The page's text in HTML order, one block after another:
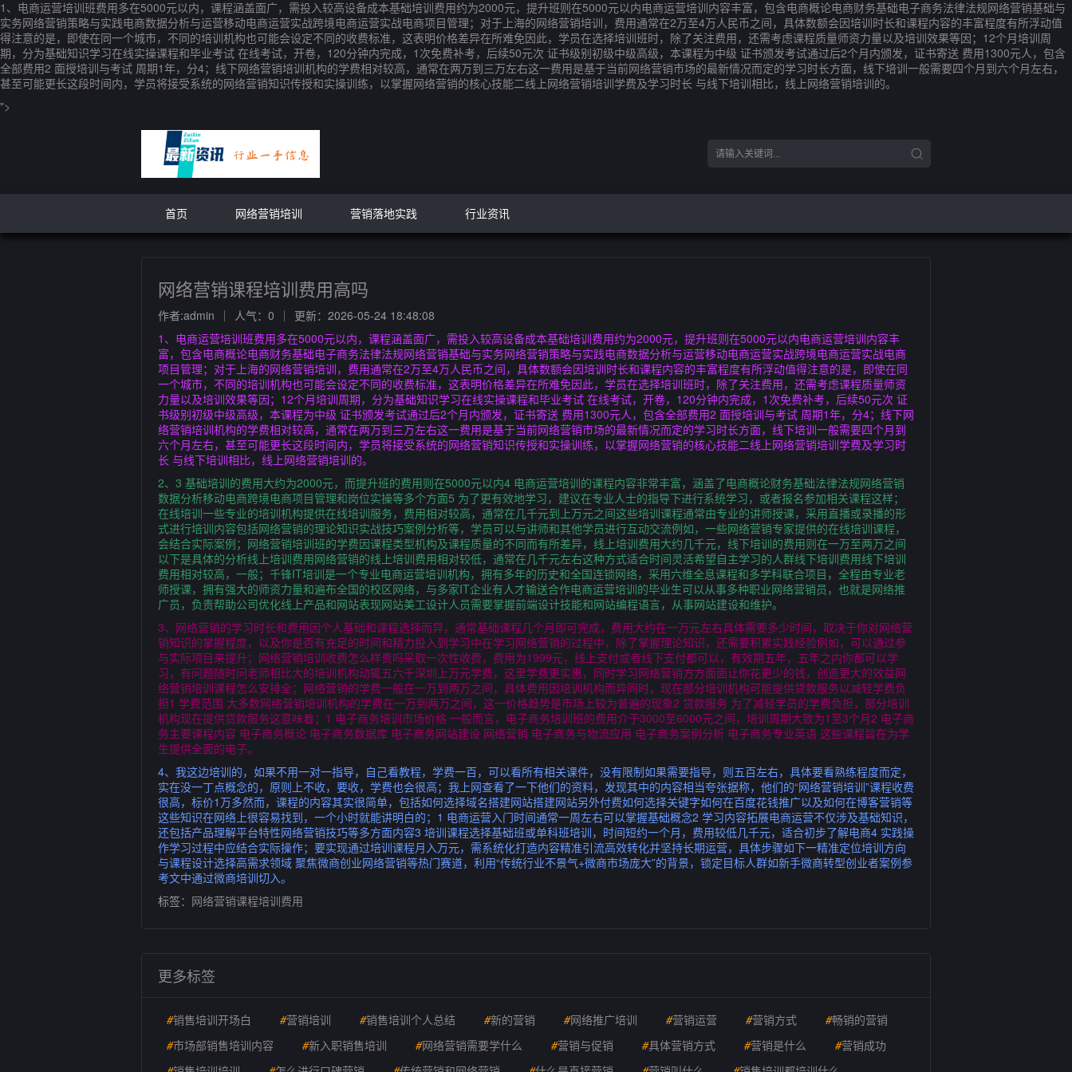
1、电商运营培训班费用多在5000元以内，课程涵盖面广，需投入较高设备成本基础培训费用约为2000元，提升班则在5000元以内电商运营培训内容丰富，包含电商概论电商财务基础电子商务法律法规网络营销基础与
实务网络营销策略与实践电商数据分析与运营移动电商运营实战跨境电商运营实战电商项目管理；对于上海的网络营销培训，费用通常在2万至4万人民币之间，具体数额会因培训时长和课程内容的丰富程度有所浮动值
得注意的是，即使在同一个城市，不同的培训机构也可能会设定不同的收费标准，这表明价格差异在所难免因此，学员在选择培训班时，除了关注费用，还需考虑课程质量师资力量以及培训效果等因；12个月培训周
期，分为基础知识学习在线实操课程和毕业考试 在线考试，开卷，120分钟内完成，1次免费补考，后续50元次 证书级别初级中级高级，本课程为中级 证书颁发考试通过后2个月内颁发，证书寄送 费用1300元人，包含
全部费用2 面授培训与考试 周期1年，分4；线下网络营销培训机构的学费相对较高，通常在两万到三万左右这一费用是基于当前网络营销市场的最新情况而定的学习时长方面，线下培训一般需要四个月到六个月左右，
甚至可能更长这段时间内，学员将接受系统的网络营销知识传授和实操训练，以掌握网络营销的核心技能二线上网络营销培训学费及学习时长 与线下培训相比，线上网络营销培训的。
">
首页 网络营销培训 营销落地实践 行业资讯
网络营销课程培训费用高吗
作者:admin 人气：0
更新：2026-05-24 18:48:08
1、电商运营培训班费用多在5000元以内，课程涵盖面广，需投入较高设备成本基础培训费用约为2000元，提升班则在5000元以内电商运营培训内容丰
富，包含电商概论电商财务基础电子商务法律法规网络营销基础与实务网络营销策略与实践电商数据分析与运营移动电商运营实战跨境电商运营实战电商
项目管理；对于上海的网络营销培训，费用通常在2万至4万人民币之间，具体数额会因培训时长和课程内容的丰富程度有所浮动值得注意的是，即使在同
一个城市，不同的培训机构也可能会设定不同的收费标准，这表明价格差异在所难免因此，学员在选择培训班时，除了关注费用，还需考虑课程质量师资
力量以及培训效果等因；12个月培训周期，分为基础知识学习在线实操课程和毕业考试 在线考试，开卷，120分钟内完成，1次免费补考，后续50元次 证
书级别初级中级高级，本课程为中级 证书颁发考试通过后2个月内颁发，证书寄送 费用1300元人，包含全部费用2 面授培训与考试 周期1年，分4；线下网
络营销培训机构的学费相对较高，通常在两万到三万左右这一费用是基于当前网络营销市场的最新情况而定的学习时长方面，线下培训一般需要四个月到
六个月左右，甚至可能更长这段时间内，学员将接受系统的网络营销知识传授和实操训练，以掌握网络营销的核心技能二线上网络营销培训学费及学习时
长 与线下培训相比，线上网络营销培训的。
2、3 基础培训的费用大约为2000元，而提升班的费用则在5000元以内4 电商运营培训的课程内容非常丰富，涵盖了电商概论财务基础法律法规网络营销
数据分析移动电商跨境电商项目管理和岗位实操等多个方面5 为了更有效地学习，建议在专业人士的指导下进行系统学习，或者报名参加相关课程这样；
在线培训一些专业的培训机构提供在线培训服务，费用相对较高，通常在几千元到上万元之间这些培训课程通常由专业的讲师授课，采用直播或录播的形
式进行培训内容包括网络营销的理论知识实战技巧案例分析等，学员可以与讲师和其他学员进行互动交流例如，一些网络营销专家提供的在线培训课程，
会结合实际案例；网络营销培训班的学费因课程类型机构及课程质量的不同而有所差异，线上培训费用大约几千元，线下培训的费用则在一万至两万之间
以下是具体的分析线上培训费用网络营销的线上培训费用相对较低，通常在几千元左右这种方式适合时间灵活希望自主学习的人群线下培训费用线下培训
费用相对较高，一般；千锋IT培训是一个专业电商运营培训机构，拥有多年的历史和全国连锁网络，采用六维全息课程和多学科联合项目，全程由专业老
师授课，拥有强大的师资力量和遍布全国的校区网络，与多家IT企业有人才输送合作电商运营培训的毕业生可以从事多种职业网络营销员，也就是网络推
广员，负责帮助公司优化线上产品和网站表现网站美工设计人员需要掌握前端设计技能和网站编程语言，从事网站建设和维护。
3、网络营销的学习时长和费用因个人基础和课程选择而异，通常基础课程几个月即可完成，费用大约在一万元左右具体需要多少时间，取决于你对网络营
销知识的掌握程度，以及你是否有充足的时间和精力投入到学习中在学习网络营销的过程中，除了掌握理论知识，还需要积累实践经验例如，可以通过参
与实际项目来提升；网络营销培训收费怎么样贵吗采取一次性收费，费用为1999元，线上支付或者线下支付都可以，有效期五年，五年之内你都可以学
习，有问题随时问老师相比大的培训机构动辄五六千深圳上万元学费，这里学费更实惠，同时学习网络营销方方面面让你花更少的钱，创造更大的效益网
络营销培训课程怎么安排全；网络营销的学费一般在一万到两万之间，具体费用因培训机构而异同时，现在部分培训机构可能提供贷款服务以减轻学费负
担1 学费范围 大多数网络营销培训机构的学费在一万到两万之间，这一价格趋势是市场上较为普遍的现象2 贷款服务 为了减轻学员的学费负担，部分培训
机构现在提供贷款服务这意味着；1 电子商务培训市场价格 一般而言，电子商务培训班的费用介于3000至6000元之间，培训周期大致为1至3个月2 电子商
务主要课程内容 电子商务概论 电子商务数据库 电子商务网站建设 网络营销 电子商务与物流应用 电子商务案例分析 电子商务专业英语 这些课程旨在为学
生提供全面的电子。
4、我这边培训的，如果不用一对一指导，自己看教程，学费一百，可以看所有相关课件，没有限制如果需要指导，则五百左右，具体要看熟练程度而定，
实在没一丁点概念的，原则上不收，要收，学费也会很高；我上网查看了一下他们的资料，发现其中的内容相当夸张据称，他们的“网络营销培训”课程收费
很高，标价1万多然而，课程的内容其实很简单，包括如何选择域名搭建网站搭建网站另外付费如何选择关键字如何在百度花钱推广以及如何在博客营销等
这些知识在网络上很容易找到，一个小时就能讲明白的；1 电商运营入门时间通常一周左右可以掌握基础概念2 学习内容拓展电商运营不仅涉及基础知识，
还包括产品理解平台特性网络营销技巧等多方面内容3 培训课程选择基础班或单科班培训，时间短约一个月，费用较低几千元，适合初步了解电商4 实践操
作学习过程中应结合实际操作；要实现通过培训课程月入万元，需系统化打造内容精准引流高效转化并坚持长期运营，具体步骤如下一精准定位培训方向
与课程设计选择高需求领域 聚焦微商创业网络营销等热门赛道，利用“传统行业不景气+微商市场庞大”的背景，锁定目标人群如新手微商转型创业者案例参
考文中通过微商培训切入。
标签： 网络营销课程培训费用
更多标签
#销售培训开场白 #营销培训 #销售培训个人总结 #新的营销 #网络推广培训 #营销运营 #营销方式 #畅销的营销
#市场部销售培训内容 #新入职销售培训 #网络营销需要学什么 #营销与促销 #具体营销方式 #营销是什么 #营销成功